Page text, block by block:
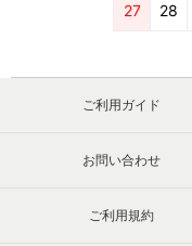
27 28
ご利用ガイド
お問い合わせ
ご利用規約